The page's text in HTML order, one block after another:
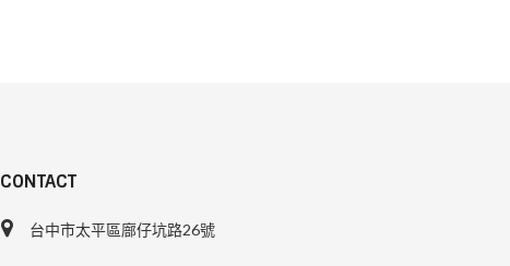
CONTACT
台中市太平區廍仔坑路26號